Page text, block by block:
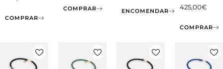
COMPRAR
COMPRAR ENCOMENDAR
425,00€
COMPRAR